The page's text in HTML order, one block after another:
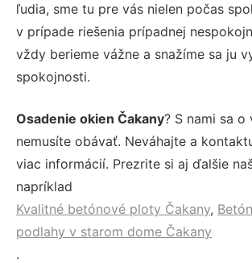
ľudia, sme tu pre vás nielen počas
v prípade riešenia prípadnej
vždy berieme vážne a snažíme sa ju
spokojnosti.
Osadenie okien Čakany? S nami sa o
nemusíte obávať. Neváhajte a
viac informácií. Prezrite si aj ďalšie
napríklad
Kvalitné betónové ploty Čakany,
podlahy v starom dome Čakany
.